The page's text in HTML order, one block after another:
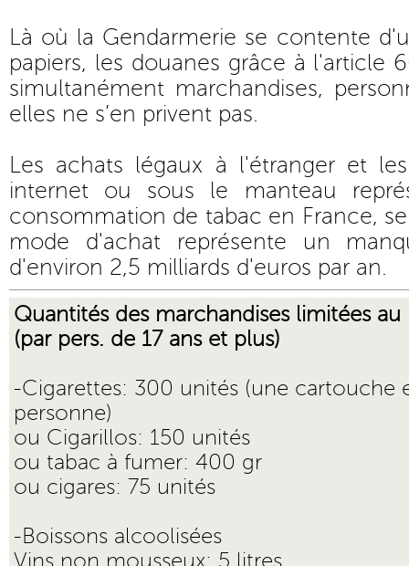
Là où la Gendarmerie se contente
papiers, les douanes grâce à l'article
simultanément marchandises,
elles ne s’en privent pas.
Les achats légaux à l'étranger et
internet ou sous le manteau
consommation de tabac en France,
mode d'achat représente un
d'environ 2,5 milliards d'euros par an.
Quantités des marchandises limitées
(par pers. de 17 ans et plus)
-Cigarettes: 300 unités (une cartouche
personne)
ou Cigarillos: 150 unités
ou tabac à fumer: 400 gr
ou cigares: 75 unités
-Boissons alcoolisées
Vins non mousseux: 5 litres